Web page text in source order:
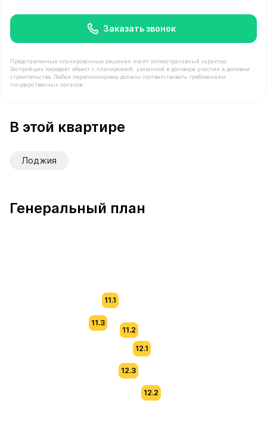
Заказать звонок
Представленные планировочные решения носят иллюстративный характер.
Застройщик передаёт объект с планировкой, указанной в договоре участия в долевом
строительстве. Любая перепланировка должна соответствовать требованиям
государственных органов.
В этой квартире
Лоджия
Генеральный план
11.3
11.1
11.2
12.1
12.2
12.3